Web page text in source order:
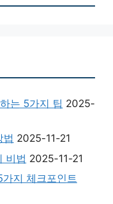
는 5가지 팁 2025-
법 2025-11-21
비법 2025-11-21
지 체크포인트